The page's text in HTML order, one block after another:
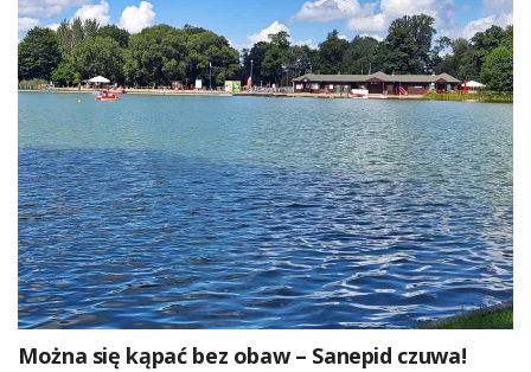
Można się kąpać bez obaw – Sanepid czuwa!